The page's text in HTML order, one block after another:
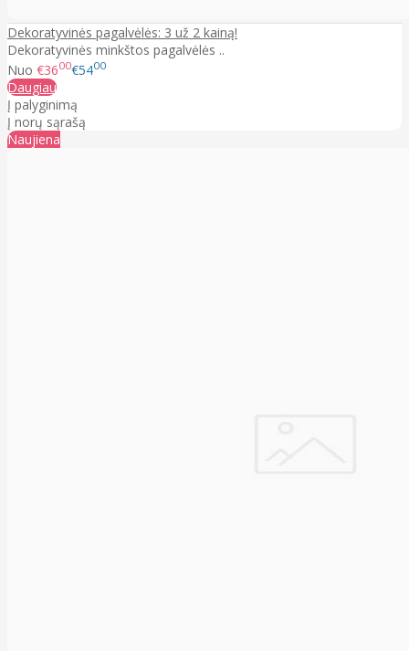
Dekoratyvinės pagalvėlės: 3 už 2 kainą!
Dekoratyvinės minkštos pagalvėlės ..
Nuo €3600€5400
Daugiau
Į palyginimą
Į norų sąrašą
Naujiena